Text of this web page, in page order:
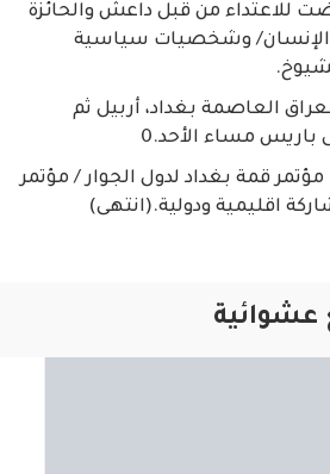
للاعتداء من قبل داعش والحائزة
الإنسان/ وشخصيات سياسية
العاصمة بغداد، أربيل ثم
باريس مساء الأحد.0
قمة بغداد لدول الجوار / مؤتمر
اقليمية ودولية.(انتهى)
عشوائية